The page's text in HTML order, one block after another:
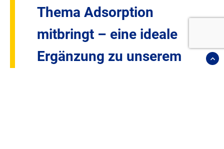
Thema Adsorption
mitbringt – eine ideale
Ergänzung zu unserem